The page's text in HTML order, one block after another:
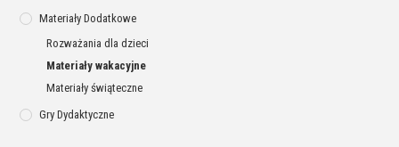
Materiały Dodatkowe
Rozważania dla dzieci
Materiały wakacyjne
Materiały świąteczne
Gry Dydaktyczne